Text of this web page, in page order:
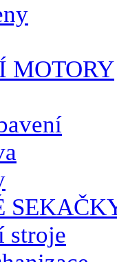
MOTORY
stroje